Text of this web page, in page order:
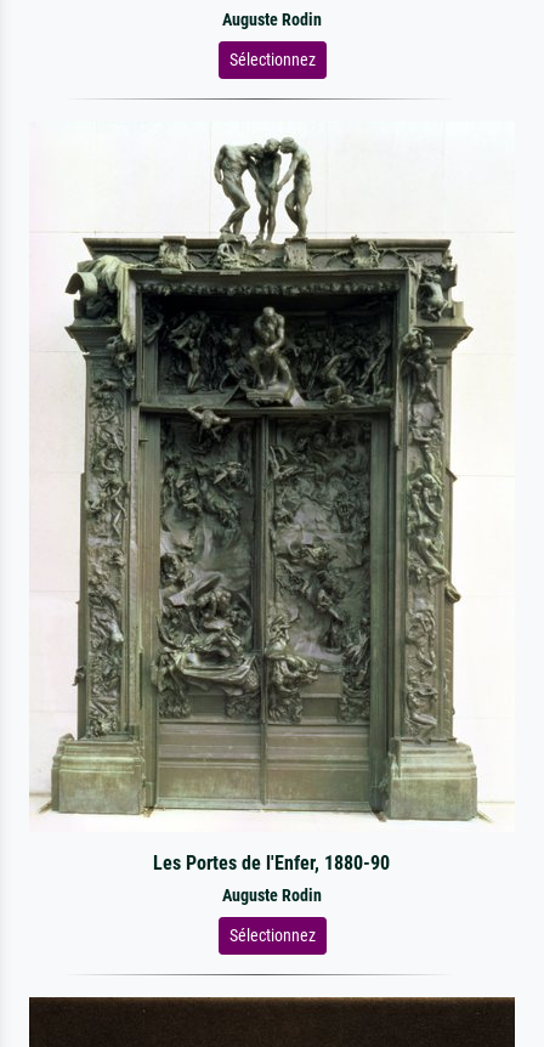
Auguste Rodin
Sélectionnez
Les Portes de l'Enfer, 1880-90
Auguste Rodin
Sélectionnez